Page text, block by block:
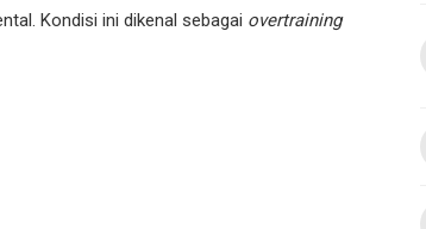
Kondisi ini dikenal sebagai overtraining